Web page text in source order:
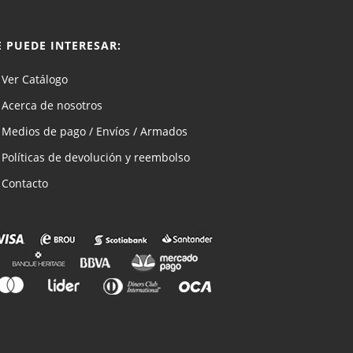
PUEDE INTERESAR:
Ver Catálogo
Acerca de nosotros
Medios de pago / Envíos / Armados
Políticas de devolución y reembolso
Contacto